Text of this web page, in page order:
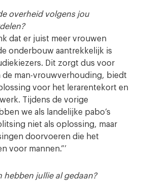
overheid volgens jou
dat er juist meer vrouwen
onderbouw aantrekkelijk is
Dit zorgt dus voor
de man-vrouwverhouding, biedt
voor het lerarentekort en
Tijdens de vorige
we als landelijke pabo’s
niet als oplossing, maar
doorvoeren die het
voor mannen.”’
hebben jullie al gedaan?